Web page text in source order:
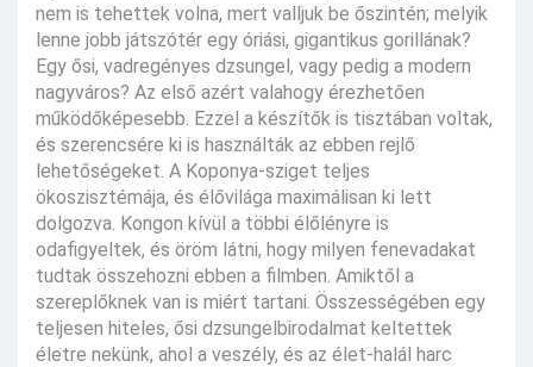
nem is tehettek volna, mert valljuk be őszintén; melyik
lenne jobb játszótér egy óriási, gigantikus gorillának?
Egy ősi, vadregényes dzsungel, vagy pedig a modern
nagyváros? Az első azért valahogy érezhetően
működőképesebb. Ezzel a készítők is tisztában voltak,
és szerencsére ki is használták az ebben rejlő
lehetőségeket. A Koponya-sziget teljes
ökoszisztémája, és élővilága maximálisan ki lett
dolgozva. Kongon kívül a többi élőlényre is
odafigyeltek, és öröm látni, hogy milyen fenevadakat
tudtak összehozni ebben a filmben. Amiktől a
szereplőknek van is miért tartani. Összességében egy
teljesen hiteles, ősi dzsungelbirodalmat keltettek
életre nekünk, ahol a veszély, és az élet-halál harc